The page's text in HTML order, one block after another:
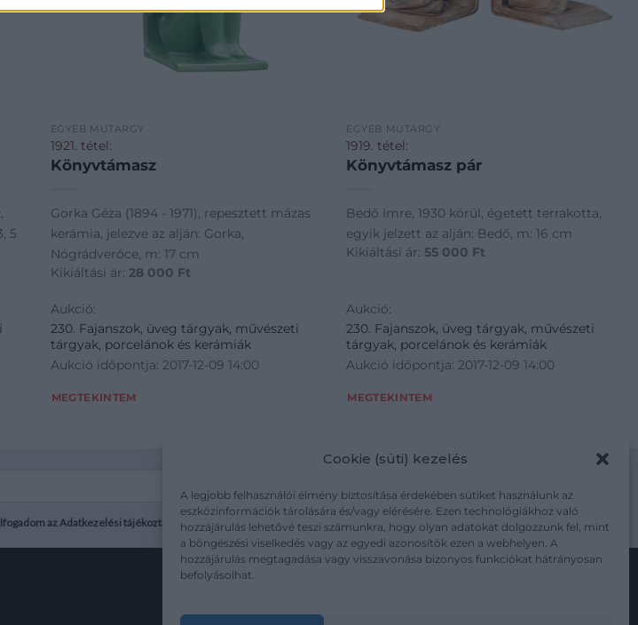
Cookie (süti) kezelés
A legjobb felhasználói élmény biztosítása érdekében sütiket használunk az
eszközinformációk tárolására és/vagy elérésére. Ezen technológiákhoz való
hozzájárulás lehetővé teszi számunkra, hogy olyan adatokat dolgozzunk fel, mint
a böngészési viselkedés vagy az egyedi azonosítók ezen a webhelyen. A
hozzájárulás megtagadása vagy visszavonása bizonyos funkciókat hátrányosan
befolyásolhat.
5
EGYÉB MŰTÁRGY
1921. tétel:
Könyvtámasz
Gorka Géza (1894 - 1971), repesztett mázas
kerámia, jelezve az alján: Gorka,
Nógrádverőce, m: 17 cm
Kikiáltási ár: 28 000 Ft
Aukció:
230. Fajanszok, üveg tárgyak, művészeti
tárgyak, porcelánok és kerámiák
Aukció időpontja: 2017-12-09 14:00
MEGTEKINTEM
EGYÉB MŰTÁRGY
1919. tétel:
Könyvtámasz pár
Bedő Imre, 1930 körül, égetett terrakotta,
egyik jelzett az alján: Bedő, m: 16 cm
Kikiáltási ár: 55 000 Ft
Aukció:
230. Fajanszok, üveg tárgyak, művészeti
tárgyak, porcelánok és kerámiák
Aukció időpontja: 2017-12-09 14:00
MEGTEKINTEM
az Adatkezelési tájékoztatót: mutargy.com/adatkezelesi-tajekoztato/